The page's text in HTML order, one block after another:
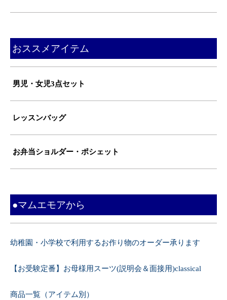
おススメアイテム
男児・女児3点セット
レッスンバッグ
お弁当ショルダー・ポシェット
●マムエモアから
幼稚園・小学校で利用するお作り物のオーダー承ります
【お受験定番】お母様用スーツ(説明会＆面接用)classical
商品一覧（アイテム別）